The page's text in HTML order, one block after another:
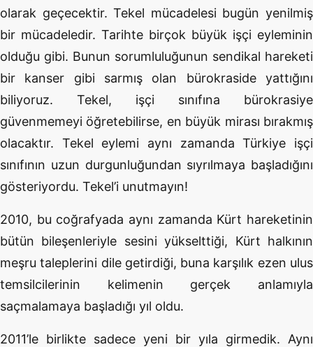
olarak geçecektir. Tekel mücadelesi bugün yenilmiş
bir mücadeledir. Tarihte birçok büyük işçi eyleminin
olduğu gibi. Bunun sorumluluğunun sendikal hareketi
bir kanser gibi sarmış olan bürokraside yattığını
biliyoruz. Tekel, işçi sınıfına bürokrasiye
güvenmemeyi öğretebilirse, en büyük mirası bırakmış
olacaktır. Tekel eylemi aynı zamanda Türkiye işçi
sınıfının uzun durgunluğundan sıyrılmaya başladığını
gösteriyordu. Tekel’i unutmayın!
2010, bu coğrafyada aynı zamanda Kürt hareketinin
bütün bileşenleriyle sesini yükselttiği, Kürt halkının
meşru taleplerini dile getirdiği, buna karşılık ezen ulus
temsilcilerinin kelimenin gerçek anlamıyla
saçmalamaya başladığı yıl oldu.
2011’le birlikte sadece yeni bir yıla girmedik. Aynı